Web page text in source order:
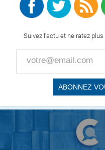
Suivez l'actu et ne ratez